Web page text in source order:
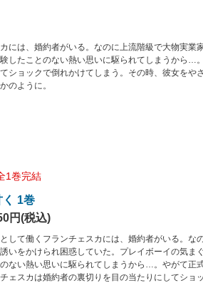
には、婚約者がいる。なのに上流階級で大物実業
したことのない熱い思いに駆られてしまうから…
ショックで倒れかけてしまう。その時、彼女をや
のように。
1巻完結
く 1巻
円(税込)
して働くフランチェスカには、婚約者がいる。な
いをかけられ困惑していた。プレイボーイの気ま
ない熱い思いに駆られてしまうから…。やがて正
ェスカは婚約者の裏切りを目の当たりにしてショ